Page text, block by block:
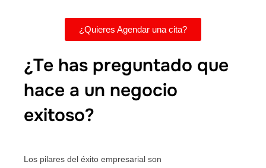
¿Quieres Agendar una cita?
¿Te has preguntado que
hace a un negocio
exitoso?
Los pilares del éxito empresarial son